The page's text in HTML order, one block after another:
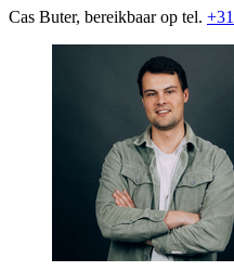
Cas Buter, bereikbaar op tel.